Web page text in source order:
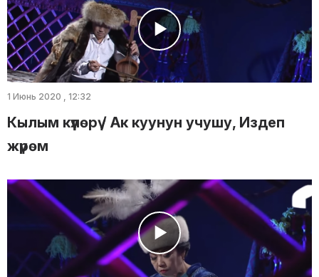
1 Июнь 2020 , 12:32
Кылым күүлөрү / Ак куунун учушу, Издеп
жүрөм